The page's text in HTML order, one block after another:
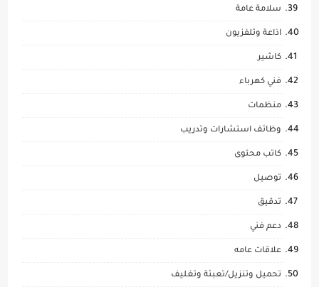
سلامة عامة
اذاعة وتلفزيون
كاشير
فني كهرباء
منظمات
وظائف استشارات وتدريب
كاتب محتوى
توصيل
تدقيق
دعم فني
علاقات عامه
تحميل وتنزيل/تعبئة وتغليف